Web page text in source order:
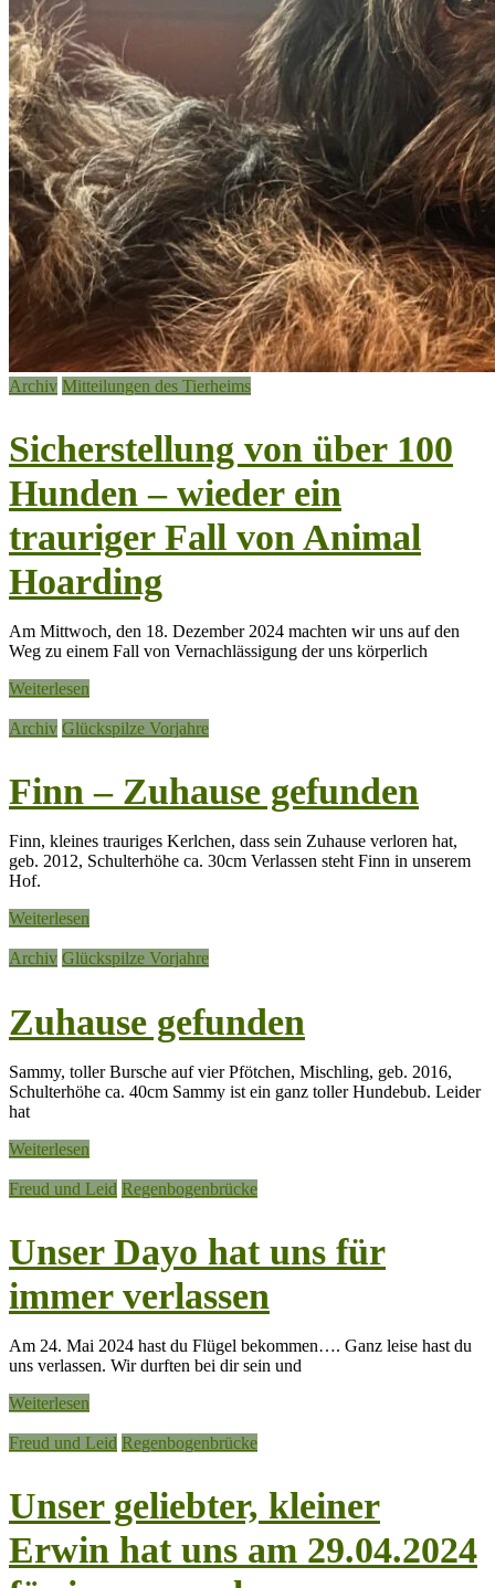
Archiv Mitteilungen des Tierheims
Sicherstellung von über 100
Hunden – wieder ein
trauriger Fall von Animal
Hoarding
Am Mittwoch, den 18. Dezember 2024 machten wir uns auf den
Weg zu einem Fall von Vernachlässigung der uns körperlich
Weiterlesen
Archiv Glückspilze Vorjahre
Finn – Zuhause gefunden
Finn, kleines trauriges Kerlchen, dass sein Zuhause verloren hat,
geb. 2012, Schulterhöhe ca. 30cm Verlassen steht Finn in unserem
Hof.
Weiterlesen
Archiv Glückspilze Vorjahre
Zuhause gefunden
Sammy, toller Bursche auf vier Pfötchen, Mischling, geb. 2016,
Schulterhöhe ca. 40cm Sammy ist ein ganz toller Hundebub. Leider
hat
Weiterlesen
Freud und Leid Regenbogenbrücke
Unser Dayo hat uns für
immer verlassen
Am 24. Mai 2024 hast du Flügel bekommen…. Ganz leise hast du
uns verlassen. Wir durften bei dir sein und
Weiterlesen
Freud und Leid Regenbogenbrücke
Unser geliebter, kleiner
Erwin hat uns am 29.04.2024